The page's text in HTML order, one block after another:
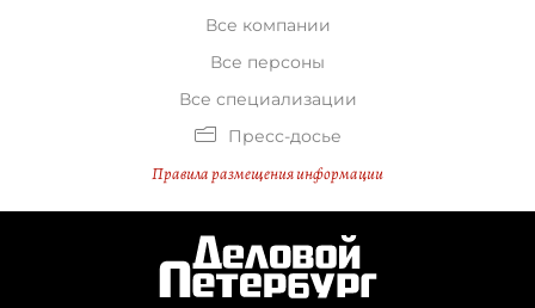
Все компании
Все персоны
Все специализации
Пресс-досье
Правила размещения информации